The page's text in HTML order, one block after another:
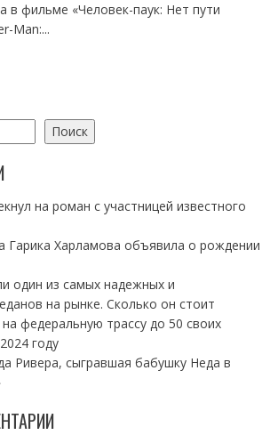
в фильме «Человек-паук: Нет пути
Man:...
Поиск
на роман с участницей известного
Гарика Харламова объявила о рождении
один из самых надежных и
на рынке. Сколько он стоит
федеральную трассу до 50 своих
году
Ривера, сыгравшая бабушку Неда в